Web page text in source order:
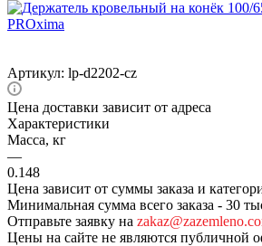
Артикул: lp-d2202-cz
Цена доставки зависит от адреса
Характеристики
Масса, кг
—
0.148
Цена зависит от суммы заказа и
Минимальная сумма всего заказа - 30
Отправьте заявку на
Цены на сайте не являются публичной